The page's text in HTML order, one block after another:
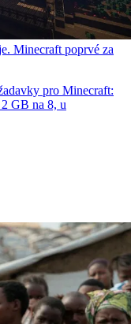
Minecraft poprvé za
pro Minecraft:
GB na 8, u